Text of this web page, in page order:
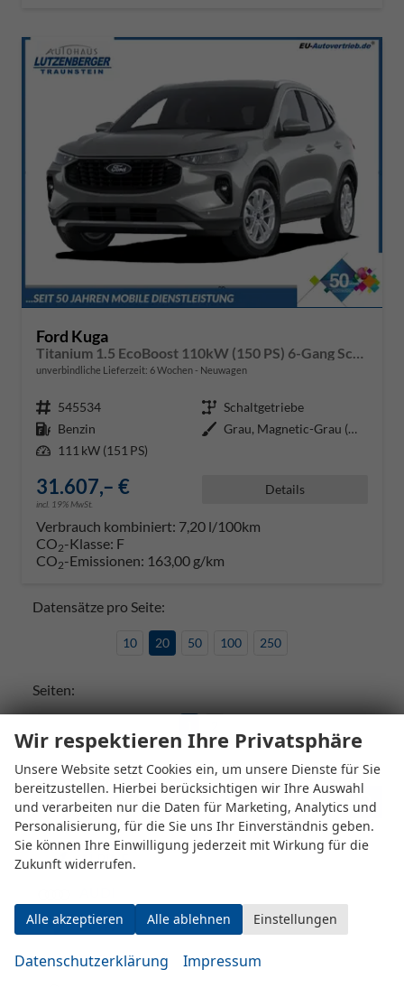
Ford Kuga
unverbindliche Lieferzeit: 6 Wochen Neuwagen
Fahrzeugnr. 545534 Getriebe Schaltgetriebe
Kraftstoff Benzin Außenfarbe
Grau, Magnetic-Grau (Metallic) (
Leistung 111 kW (151 PS)
31.607,– €
incl. 19% MwSt.
Details
Verbrauch kombiniert: 7,20 l/100km
CO2-Klasse: F
CO2-Emissionen: 163,00 g/km
Datensätze pro Seite:
10 20 50 100 250
Seiten:
Fahrzeugnr.
ALPINE
BMW
BYD
Wir respektieren Ihre Privatsphäre
Unsere Website setzt Cookies ein, um unsere Dienste für Sie
bereitzustellen. Hierbei berücksichtigen wir Ihre Auswahl
und verarbeiten nur die Daten für Marketing, Analytics und
Personalisierung, für die Sie uns Ihr Einverständnis geben.
Sie können Ihre Einwilligung jederzeit mit Wirkung für die
Zukunft widerrufen.
Alle akzeptieren Alle ablehnen Einstellungen
Datenschutzerklärung Impressum